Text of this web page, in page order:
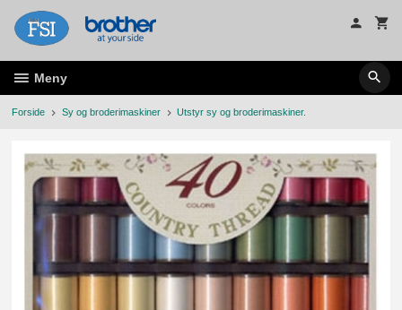
innholdet
Meny
Forside Sy og broderimaskiner Utstyr sy og broderimaskiner.